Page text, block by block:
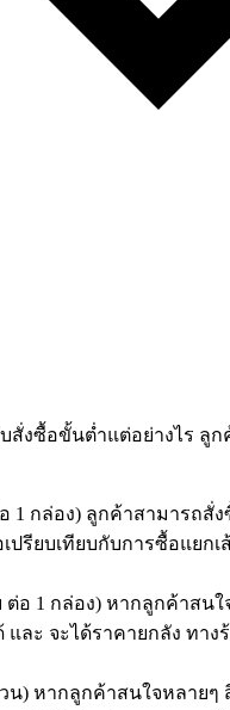
สั่งซื้อขั้นต่ำแต่อย่างไร ลู
1 กล่อง) ลูกค้าสามารถสั่
ปรียบเทียบกับการซื้อแยก
ต่อ 1 กล่อง) หากลูกค้าสน
ละ จะได้ราคายกลัง ทา
น) หากลูกค้าสนใจหลายๆ